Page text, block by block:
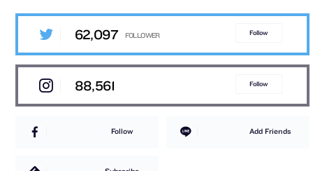
62,097 Follow
88,561 Follow
Follow Add Friends